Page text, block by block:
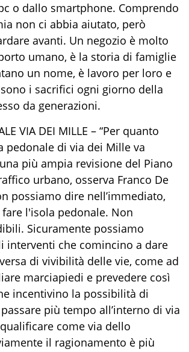
o dallo smartphone. Comprendo
non ci abbia aiutato, però
avanti. Un negozio è molto
umano, è la storia di famiglie
un nome, è lavoro per loro e
i sacrifici ogni giorno della
da generazioni.
VIA DEI MILLE – “Per quanto
pedonale di via dei Mille va
più ampia revisione del Piano
urbano, osserva Franco De
possiamo dire nell’immediato,
l'isola pedonale. Non
Sicuramente possiamo
interventi che comincino a dare
di vivibilità delle vie, come ad
marciapiedi e prevedere così
incentivino la possibilità di
passare più tempo all’interno di via
e come via dello
il ragionamento è più